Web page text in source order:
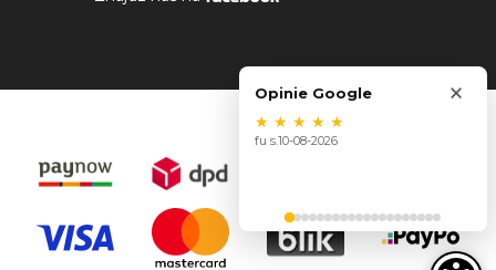
Opinie Google ×
★ ★ ★ ★ ★
fu s.10-08-2026